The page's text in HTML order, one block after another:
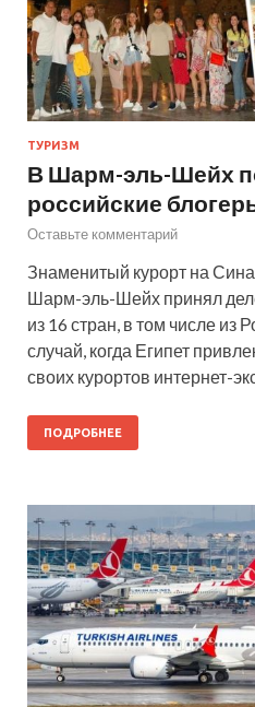
ТУРИЗМ
В Шарм-эль-Шейх
российские
Оставьте комментарий
Знаменитый курорт на
Шарм-эль-Шейх принял
из 16 стран, в том числе из
случай, когда Египет
своих курортов интернет-
ПОДРОБНЕЕ